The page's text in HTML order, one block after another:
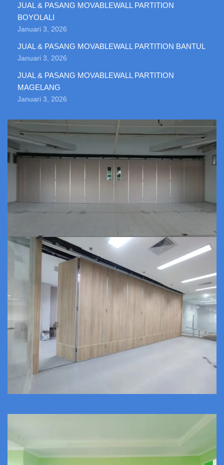
JUAL & PASANG MOVABLEWALL PARTITION
BOYOLALI
Januari 3, 2026
JUAL & PASANG MOVABLEWALL PARTITION BANTUL
Januari 3, 2026
JUAL & PASANG MOVABLEWALL PARTITION
MAGELANG
Januari 3, 2026